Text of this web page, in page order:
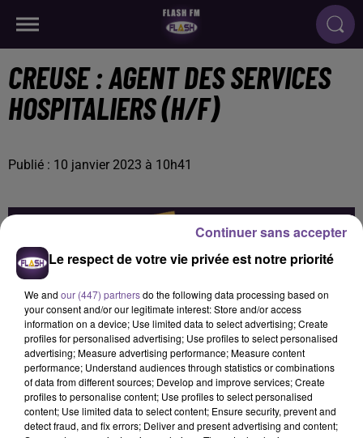
CREUSE : AGENT DES SERVICES
HOSPITALIERS (H/F)
Publié : 10 janvier 2023 à 10h41
Un centre hospitalier de la Souterraine recherche un agent
des services hospitaliers (H/F). Vos missions : réaliser la
plonge du Centre hospitalier, réaliser les opérations de
Le respect de votre vie privée est notre priorité
We and our (447) partnersdo the following data processing based on
your consent and/or our legitimate interest: Store and/or access
information on a device; Use limited data to select advertising; Create
profiles for personalised advertising; Use profiles to select personalised
advertising; Measure advertising performance; Measure content
performance; Understand audiences through statistics or combinations
of data from different sources; Develop and improve services; Create
profiles to personalise content; Use profiles to select personalised
content; Use limited data to select content; Ensure security, prevent and
detect fraud, and fix errors; Deliver and present advertising and content;
Continuer sans accepter